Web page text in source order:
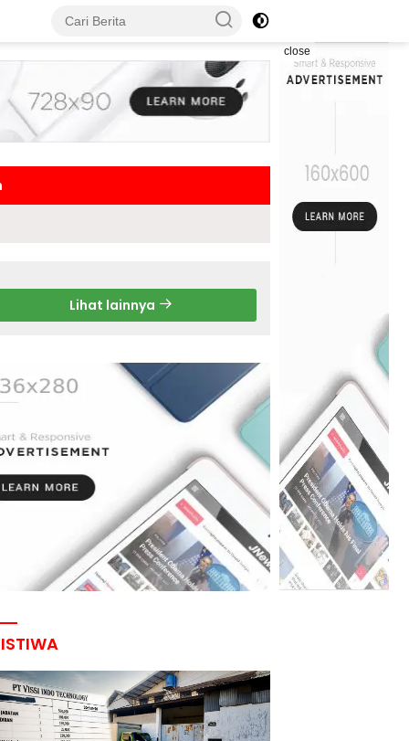
close
Lihat lainnya